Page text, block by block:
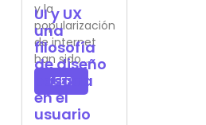
y la
popularización
de internet
han sido...
LEER
UI y UX
una
filosofía
de diseño
basada
en el
usuario